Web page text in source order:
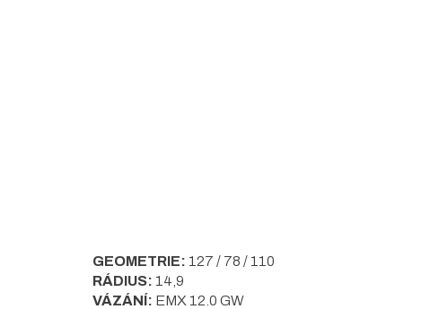
GEOMETRIE: 127 / 78 / 110
RÁDIUS: 14,9
VÁZÁNÍ: EMX 12.0 GW